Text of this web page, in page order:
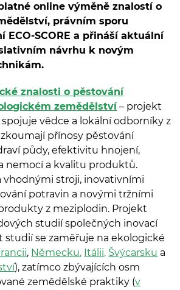
online výměně znalostí o
právním sporu
ECO-SCORE a přináší aktuální
návrhu k novým
znalosti o pěstování
zemědělství– projekt
spojuje vědce a lokální odborníky z
přínosy pěstování
půdy, efektivitu hnojení,
nemocí a kvalitu produktů.
vhodnými stroji, inovativními
potravin a novými tržními
z meziplodin. Projekt
studií společných inovací
studií se zaměřuje na ekologické
, Německu, Itálii, Švýcarsku a
), zatímco zbývajících osm
zemědělské praktiky (v